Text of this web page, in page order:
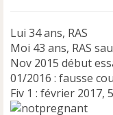
Lui 34 ans, RAS
Moi 43 ans, RAS
Nov 2015 début
01/2016 : fausse
Fiv 1 : février 2017,